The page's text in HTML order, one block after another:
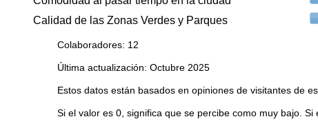
Calidad de las Zonas Verdes y Parques
Colaboradores: 12
Última actualización: Octubre 2025
Estos datos están basados en opiniones de visitantes de
Si el valor es 0, significa que se percibe como muy bajo.